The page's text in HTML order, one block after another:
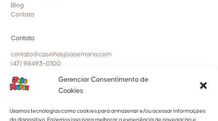
Gerenciar Consentimento de
Cookies
Usamos tecnologias como cookies para armazenar e/ou acessar informações
do dispositivo. Fazemos isso para melhorar a experiência de navegação e
Blog
Contato
Contato
contato@casinhasjoaoemaria.com
(47) 98493-0100
Políticas da empresa
Política de cookies